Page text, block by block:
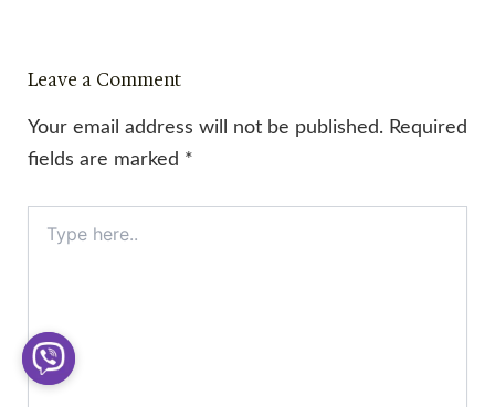
Leave a Comment
Your email address will not be published. Required
fields are marked *
here..